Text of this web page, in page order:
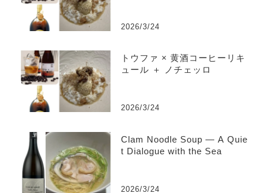
2026/3/24
トウファ × 黄酒コーヒーリキ
ュール ＋ ノチェッロ
2026/3/24
Clam Noodle Soup — A Quie
t Dialogue with the Sea
2026/3/24